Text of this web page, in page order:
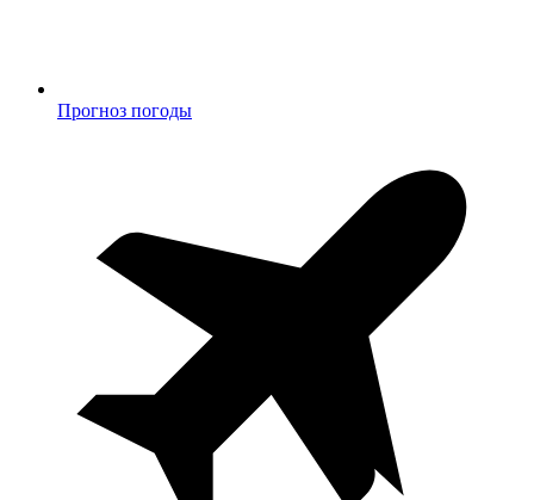
Прогноз погоды